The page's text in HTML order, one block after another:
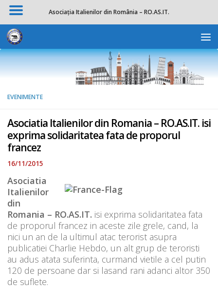
Skip to content
EVENIMENTE
Asociatia Italienilor din Romania – RO.AS.IT. isi
exprima solidaritatea fata de proporul
francez
16/11/2015
Asociatia
Italienilor
din
Romania – RO.AS.IT. isi exprima solidaritatea fata
de proporul francez in aceste zile grele, cand, la
nici un an de la ultimul atac terorist asupra
publicatiei Charlie Hebdo, un alt grup de teroristi
au adus atata suferinta, curmand vietile a cel putin
120 de persoane dar si lasand rani adanci altor 350
de suflete.
Asociația Italienilor din România – RO.AS.IT.